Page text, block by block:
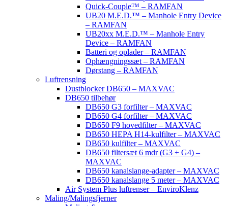
Quick-Couple™ – RAMFAN
UB20 M.E.D.™ – Manhole Entry Device
– RAMFAN
UB20xx M.E.D.™ – Manhole Entry
Device – RAMFAN
Batteri og oplader – RAMFAN
Ophængningssæt – RAMFAN
Dørstang – RAMFAN
Luftrensning
Dustblocker DB650 – MAXVAC
DB650 tilbehør
DB650 G3 forfilter – MAXVAC
DB650 G4 forfilter – MAXVAC
DB650 F9 hovedfilter – MAXVAC
DB650 HEPA H14-kulfilter – MAXVAC
DB650 kulfilter – MAXVAC
DB650 filtersæt 6 mdr (G3 + G4) –
MAXVAC
DB650 kanalslange-adapter – MAXVAC
DB650 kanalslange 5 meter – MAXVAC
Air System Plus luftrenser – EnviroKlenz
Maling/Malingsfjerner